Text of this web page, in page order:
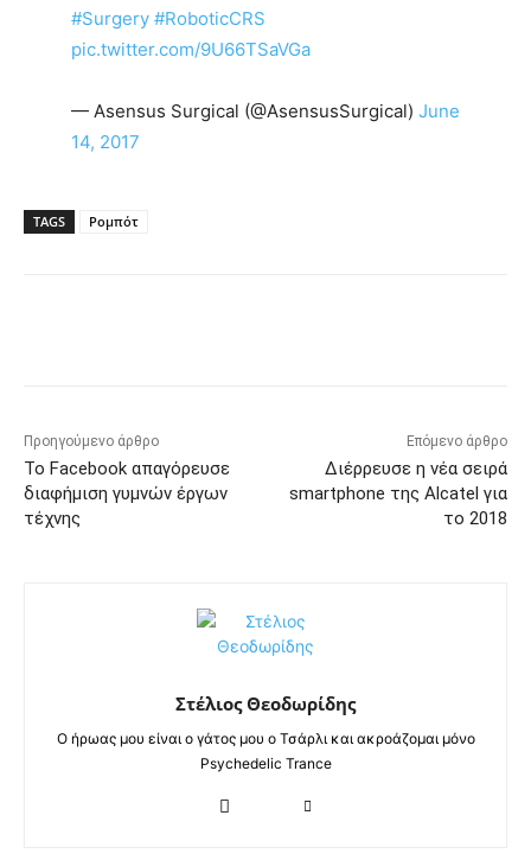
#Surgery #RoboticCRS
pic.twitter.com/9U66TSaVGa
— Asensus Surgical (@AsensusSurgical) June
14, 2017
TAGS Ρομπότ
Προηγούμενο άρθρο
Το Facebook απαγόρευσε
διαφήμιση γυμνών έργων
τέχνης
Επόμενο άρθρο
Διέρρευσε η νέα σειρά
smartphone της Alcatel για
το 2018
Στέλιος Θεοδωρίδης
Ο ήρωας μου είναι ο γάτος μου ο Τσάρλι και ακροάζομαι μόνο
Psychedelic Trance